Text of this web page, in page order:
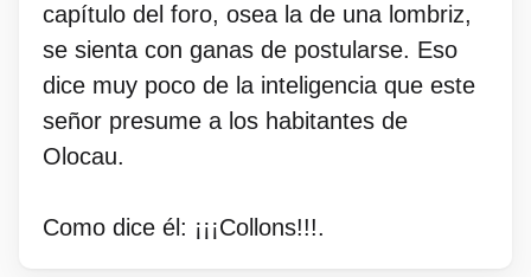
capítulo del foro, osea la de una lombriz,
se sienta con ganas de postularse. Eso
dice muy poco de la inteligencia que este
señor presume a los habitantes de
Olocau.
Como dice él: ¡¡¡Collons!!!.